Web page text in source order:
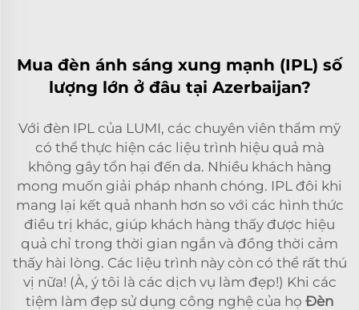
Mua đèn ánh sáng xung mạnh (IPL) số
lượng lớn ở đâu tại Azerbaijan?
Với đèn IPL của LUMI, các chuyên viên thẩm mỹ
có thể thực hiện các liệu trình hiệu quả mà
không gây tổn hại đến da. Nhiều khách hàng
mong muốn giải pháp nhanh chóng. IPL đôi khi
mang lại kết quả nhanh hơn so với các hình thức
điều trị khác, giúp khách hàng thấy được hiệu
quả chỉ trong thời gian ngắn và đồng thời cảm
thấy hài lòng. Các liệu trình này còn có thể rất thú
vị nữa! (À, ý tôi là các dịch vụ làm đẹp!) Khi các
tiệm làm đẹp sử dụng công nghệ của họ Đèn